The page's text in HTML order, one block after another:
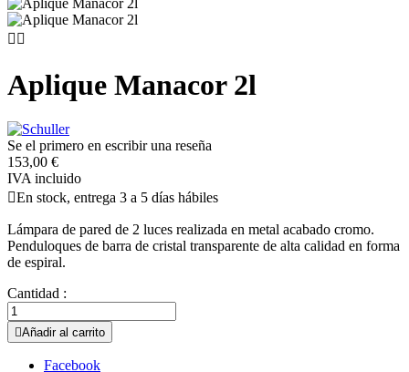
 
Aplique Manacor 2l
Se el primero en escribir una reseña
153,00 €
IVA incluido
En stock, entrega 3 a 5 días hábiles
Lámpara de pared de 2 luces realizada en metal acabado cromo.
Penduloques de barra de cristal transparente de alta calidad en forma
de espiral.
Cantidad :
Añadir al carrito
Facebook